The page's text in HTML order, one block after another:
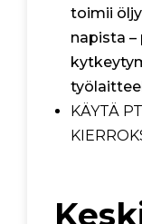
toimii
napista –
KÄYTÄ